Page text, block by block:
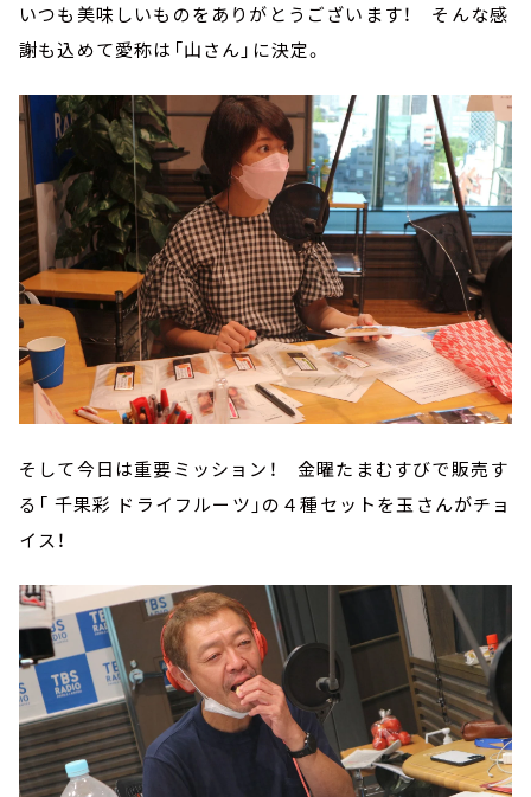
いつも美味しいものをありがとうございます！ そんな感
謝も込めて愛称は「山さん」に決定。
そして今日は重要ミッション！ 金曜たまむすびで販売す
る「 千果彩 ドライフルーツ」の４種セットを玉さんがチョ
イス！